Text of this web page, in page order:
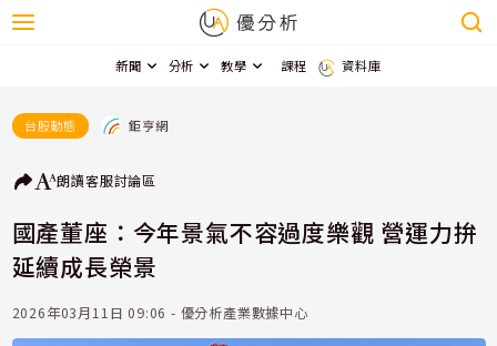
新聞 分析 教學 課程 資料庫
台股動態 鉅亨網
朗讀客服討論區
國產董座：今年景氣不容過度樂觀 營運力拚
延續成長榮景
2026年03月11日 09:06 - 優分析產業數據中心